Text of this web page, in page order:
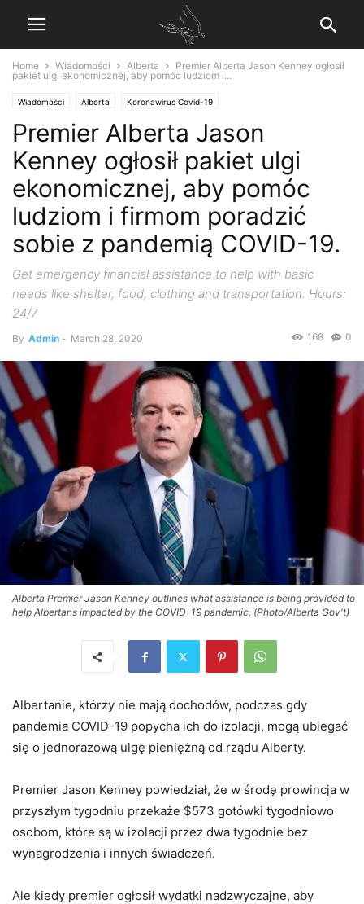
Home Wiadomości Alberta
Premier Alberta Jason Kenney ogłosił
pakiet ulgi ekonomicznej, aby pomóc ludziom i...
Wiadomości Alberta Koronawirus Covid-19
Premier Alberta Jason
Kenney ogłosił pakiet ulgi
ekonomicznej, aby pomóc
ludziom i firmom poradzić
sobie z pandemią COVID-19.
Get emergency financial assistance to help with basic
needs like shelter, food, clothing and transportation. Hours:
24/7
By Admin - March 28, 2020 0
168
Alberta Premier Jason Kenney outlines what assistance is being provided to
help Albertans impacted by the COVID-19 pandemic. (Photo/Alberta Gov't)
Albertanie, którzy nie mają dochodów, podczas gdy
pandemia COVID-19 popycha ich do izolacji, mogą ubiegać
się o jednorazową ulgę pieniężną od rządu Alberty.
Premier Jason Kenney powiedział, że w środę prowincja w
przyszłym tygodniu przekaże $573 gotówki tygodniowo
osobom, które są w izolacji przez dwa tygodnie bez
wynagrodzenia i innych świadczeń.
Ale kiedy premier ogłosił wydatki nadzwyczajne, aby